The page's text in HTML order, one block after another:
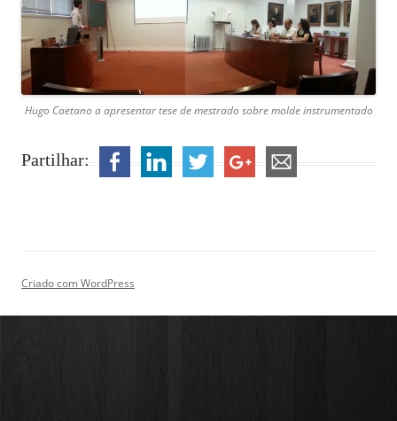
Hugo Caetano a apresentar tese de mestrado sobre molde instrumentado
Partilhar:
Criado com WordPress